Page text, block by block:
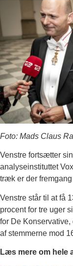
Foto: Mads Claus
Venstre fortsætter
analyseinstituttet
træk er der fremgang
Venstre står til at få
procent for tre uger
for De
af stemmerne mod
Læs mere om hele